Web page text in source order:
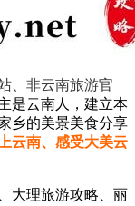
、非云南旅游官
是云南人，建立本
乡的美景美食分享
云南、感受大美云
大理旅游攻略、丽